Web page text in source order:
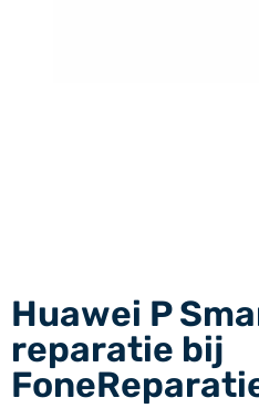
Huawei P
reparatie bij